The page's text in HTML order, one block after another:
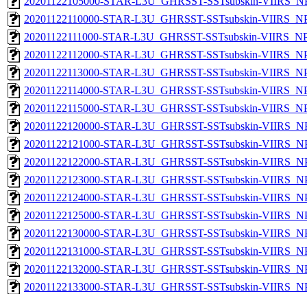
20201122110000-STAR-L3U_GHRSST-SSTsubskin-
20201122111000-STAR-L3U_GHRSST-SSTsubskin-
20201122112000-STAR-L3U_GHRSST-SSTsubskin-
20201122113000-STAR-L3U_GHRSST-SSTsubskin-
20201122114000-STAR-L3U_GHRSST-SSTsubskin-
20201122115000-STAR-L3U_GHRSST-SSTsubskin-
20201122120000-STAR-L3U_GHRSST-SSTsubskin-
20201122121000-STAR-L3U_GHRSST-SSTsubskin-
20201122122000-STAR-L3U_GHRSST-SSTsubskin-
20201122123000-STAR-L3U_GHRSST-SSTsubskin-
20201122124000-STAR-L3U_GHRSST-SSTsubskin-
20201122125000-STAR-L3U_GHRSST-SSTsubskin-
20201122130000-STAR-L3U_GHRSST-SSTsubskin-
20201122131000-STAR-L3U_GHRSST-SSTsubskin-
20201122132000-STAR-L3U_GHRSST-SSTsubskin-
20201122133000-STAR-L3U_GHRSST-SSTsubskin-